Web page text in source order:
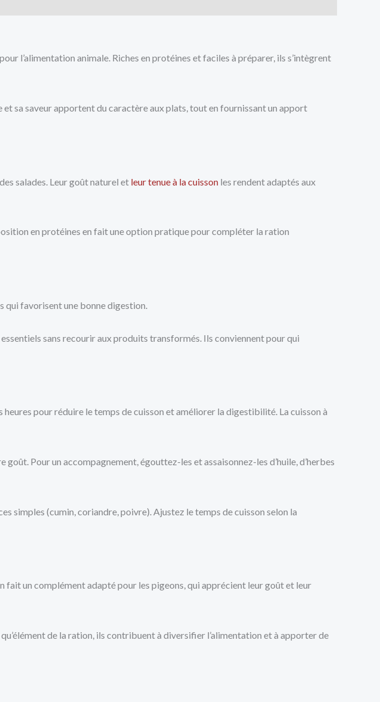
l’alimentation animale. Riches en protéines et faciles à préparer, ils s’intègrent
sa saveur apportent du caractère aux plats, tout en fournissant un apport
salades. Leur goût naturel et leur tenue à la cuisson les rendent adaptés aux
en protéines en fait une option pratique pour compléter la ration
qui favorisent une bonne digestion.
sans recourir aux produits transformés. Ils conviennent pour qui
pour réduire le temps de cuisson et améliorer la digestibilité. La cuisson à
Pour un accompagnement, égouttez-les et assaisonnez-les d’huile, d’herbes
simples (cumin, coriandre, poivre). Ajustez le temps de cuisson selon la
fait un complément adapté pour les pigeons, qui apprécient leur goût et leur
de la ration, ils contribuent à diversifier l’alimentation et à apporter de